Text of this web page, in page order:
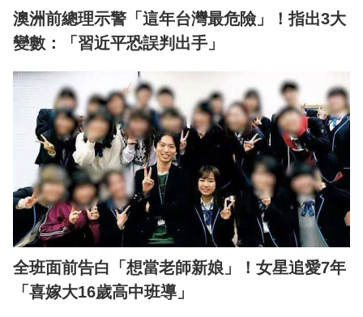
澳洲前總理示警「這年台灣最危險」！指出3大
變數：「習近平恐誤判出手」
全班面前告白「想當老師新娘」！女星追愛7年
「喜嫁大16歲高中班導」